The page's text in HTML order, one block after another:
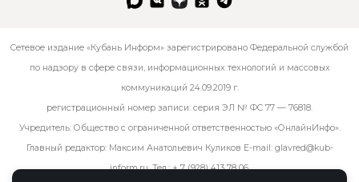
Сетевое издание «Кубань Информ» зарегистрировано Федеральной службой
по надзору в сфере связи, информационных технологий и массовых
коммуникаций 24.09.2019 г.
регистрационный номер записи: серия ЭЛ № ФС 77 — 76818.
Учредитель: Общество с ограниченной ответственностью «ОнлайнИнфо».
Главный редактор: Максим Анатольевич Куликов E-mail: glavred@kub-
inform.ru. Тел.:+ 7 (928) 413 78 06.